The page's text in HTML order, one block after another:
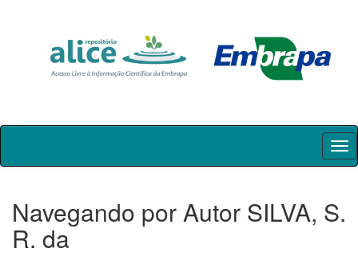
Skip
Navegando por Autor SILVA, S.
R. da